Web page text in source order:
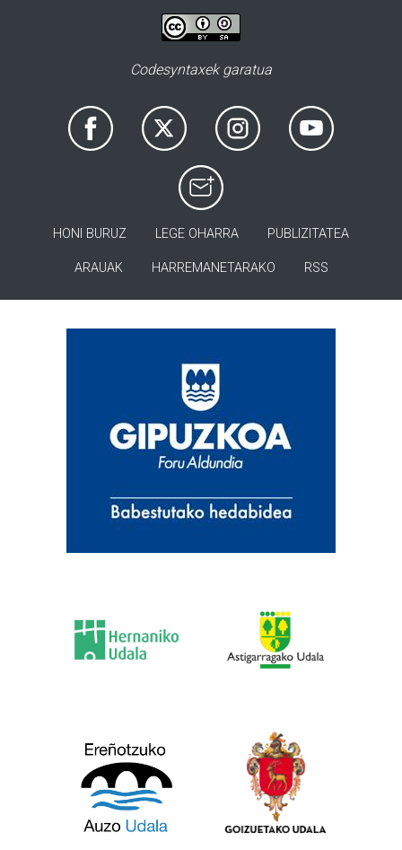
Codesyntaxek garatua
HONI BURUZ LEGE OHARRA PUBLIZITATEA
ARAUAK HARREMANETARAKO RSS